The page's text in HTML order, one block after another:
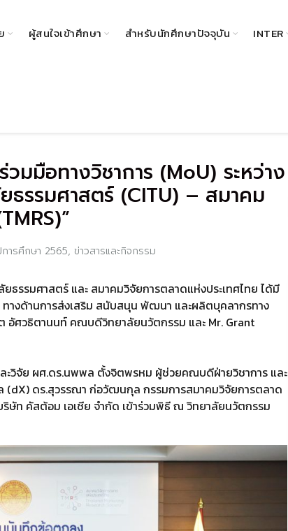
ผู้สนใจเข้าศึกษา สำหรับนักศึกษาปัจจุบัน INTER
มือทางวิชาการ (MoU) ระหว่าง
ธรรมศาสตร์ (CITU) – สมาคม
ารศึกษา 2565, ข่าวสารและกิจกรรม
รรมศาสตร์ และ สมาคมวิจัยการตลาดแห่งประเทศไทย ได้มี
ทางด้านการส่งเสริม สนับสนุน พัฒนา และผลิตบุคลากรทาง
อัศวธิตานนท์ คณบดีวิทยาลัยนวัตกรรม และ Mr. Grant
ะวิจัย ผศ.ดร.นพพล ตั้งจิตพรหม ผู้ช่วยคณบดีฝ่ายวิชาการ และ
(dX) ดร.สุวรรณา ก่อวัฒนกุล กรรมการสมาคมวิจัยการตลาด
ษัท คัสต้อม เอเชีย จำกัด เข้าร่วมพิธี ณ วิทยาลัยนวัตกรรม